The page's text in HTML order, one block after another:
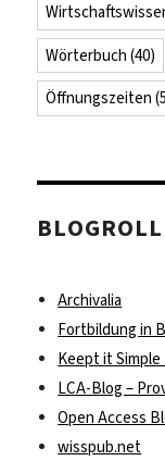
Wörterbuch (40)
Öffnungszeiten
BLOGROLL
Archivalia
Fortbildung in
Keept it Simple
LCA-Blog –
Open Access
wisspub.net